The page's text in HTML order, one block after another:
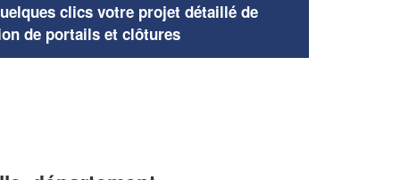
clics votre projet détaillé de
de portails et clôtures